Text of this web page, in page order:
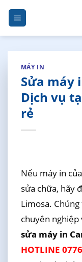
Skip
content
MÁY IN
Sửa máy
Dịch vụ
rẻ
Nếu máy in
sửa chữa, hãy
Limosa.
chuyên
sửa máy in
HOTLINE